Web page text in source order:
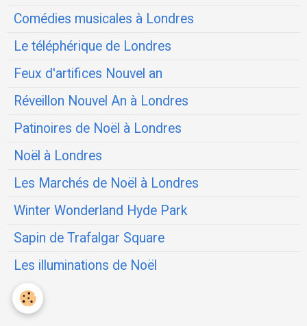
Comédies musicales à Londres
Le téléphérique de Londres
Feux d'artifices Nouvel an
Réveillon Nouvel An à Londres
Patinoires de Noël à Londres
Noël à Londres
Les Marchés de Noël à Londres
Winter Wonderland Hyde Park
Sapin de Trafalgar Square
Les illuminations de Noël